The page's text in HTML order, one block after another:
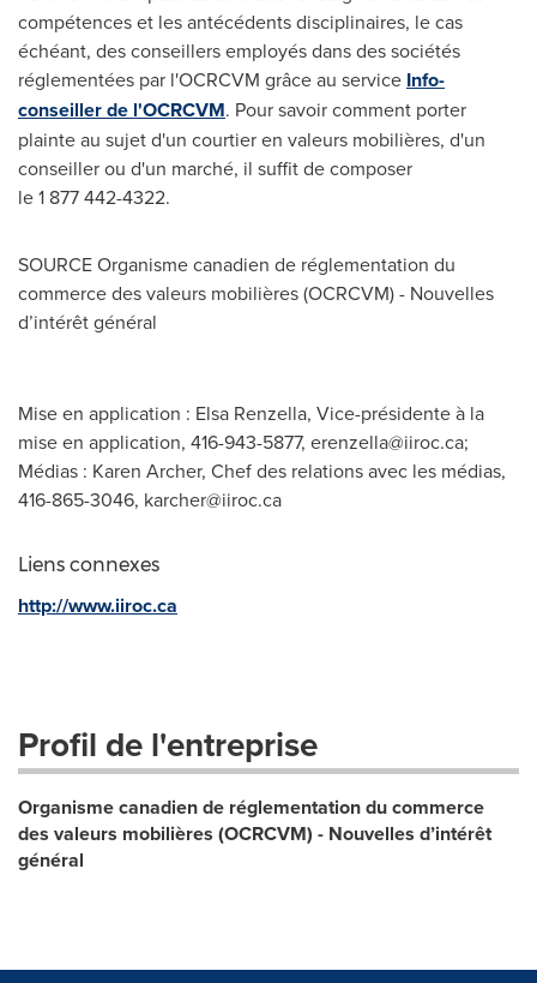
compétences et les antécédents disciplinaires, le cas
échéant, des conseillers employés dans des sociétés
réglementées par l'OCRCVM grâce au service Info-
conseiller de l'OCRCVM. Pour savoir comment porter
plainte au sujet d'un courtier en valeurs mobilières, d'un
conseiller ou d'un marché, il suffit de composer
le 1 877 442-4322.
SOURCE Organisme canadien de réglementation du
commerce des valeurs mobilières (OCRCVM) - Nouvelles
d’intérêt général
Mise en application : Elsa Renzella, Vice-présidente à la
mise en application, 416-943-5877, erenzella@iiroc.ca;
Médias : Karen Archer, Chef des relations avec les médias,
416-865-3046, karcher@iiroc.ca
Liens connexes
http://www.iiroc.ca
Profil de l'entreprise
Organisme canadien de réglementation du commerce
des valeurs mobilières (OCRCVM) - Nouvelles d’intérêt
général